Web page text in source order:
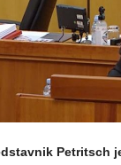
Petritsch